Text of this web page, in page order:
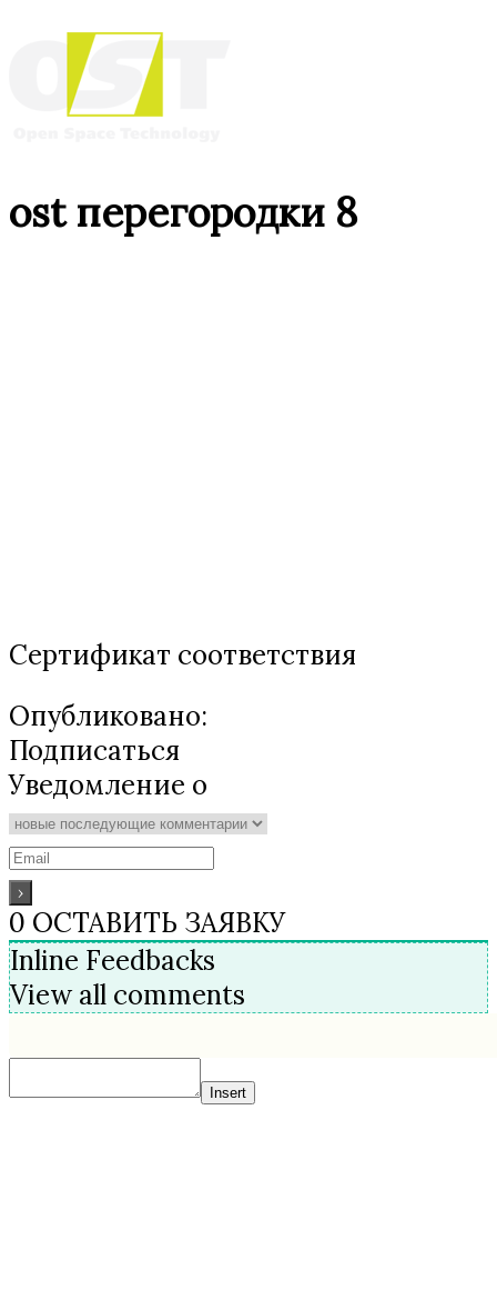
ost перегородки 8
Сертификат соответствия
Опубликовано:
Подписаться
Уведомление о
0 ОСТАВИТЬ ЗАЯВКУ
Inline Feedbacks
View all comments
Insert